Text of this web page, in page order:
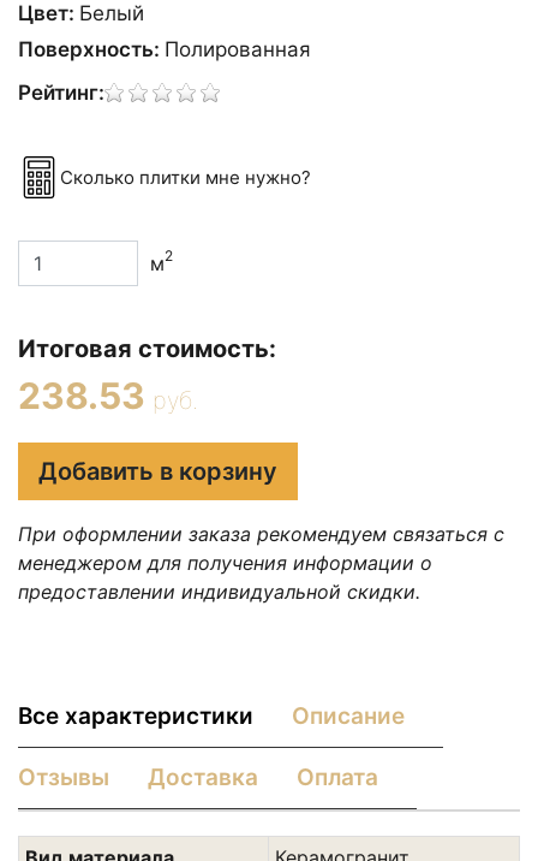
Цвет: Белый
Поверхность: Полированная
Рейтинг:
Сколько плитки мне нужно?
м2
Итоговая стоимость:
238.53 руб.
Добавить в корзину
При оформлении заказа рекомендуем связаться с
менеджером для получения информации о
предоставлении индивидуальной скидки.
Все характеристики Описание
Отзывы Доставка Оплата